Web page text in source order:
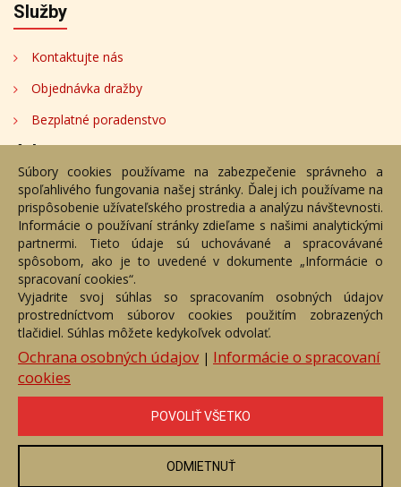
Služby
Kontaktujte nás
Objednávka dražby
Bezplatné poradenstvo
Adresa
Nižný Hrušov 333, 094 22, Slovenská republika
+421 905 356 921
+421 905 959 101
dartesro@dartesro.sk
Hlavná stránka Aukčný katalóg
Objednávka dražby
Termíny aukcií
Online Aukcia
DARTE AUKČNÁ SPOLOČNOSŤ s.r.o. © 2007 - 2026
Akékoľvek používanie obrazových a textových súčastí tejto stránky je
podmienené výslovným súhlasom jej vlastníka. Všetky práva sú
vyhradené.
Súbory cookies používame na zabezpečenie správneho a
spoľahlivého fungovania našej stránky. Ďalej ich používame na
prispôsobenie užívateľského prostredia a analýzu návštevnosti.
Informácie o používaní stránky zdieľame s našimi analytickými
partnermi. Tieto údaje sú uchovávané a spracovávané
spôsobom, ako je to uvedené v dokumente „Informácie o
spracovaní cookies“.
Vyjadrite svoj súhlas so spracovaním osobných údajov
prostredníctvom súborov cookies použitím zobrazených
tlačidiel. Súhlas môžete kedykoľvek odvolať.
Ochrana osobných údajov| Informácie o spracovaní
cookies
POVOLIŤ VŠETKO
ODMIETNUŤ